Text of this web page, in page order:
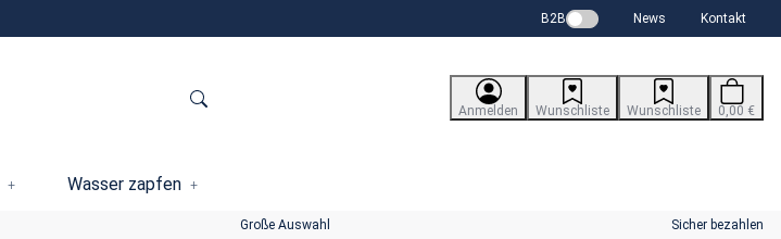
B2B News Kontakt
Anmelden Wunschliste Wunschliste 0,00 €
Wasser zapfen
Große Auswahl Sicher bezahlen